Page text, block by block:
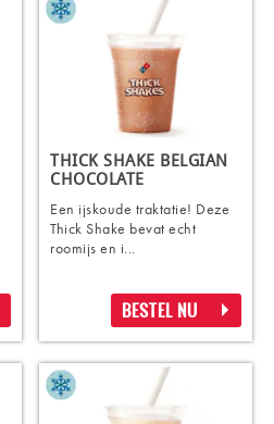
THICK SHAKE BELGIAN
CHOCOLATE
Een ijskoude traktatie! Deze
Thick Shake bevat echt
roomijs en i...
BESTEL NU